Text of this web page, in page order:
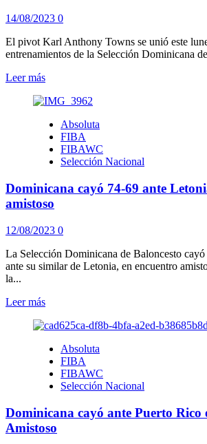
14/08/2023 0
El pivot Karl Anthony Towns se unió este
entrenamientos de la Selección Dominicana
Leer másLeer
sobre
se
integra
los
de
la
Selección
Nacional
Absoluta
FIBA
FIBAWC
Selección Nacional
Dominicana cayó 74-69 ante
amistoso
12/08/2023 0
La Selección Dominicana de Baloncesto cayó
ante su similar de Letonia, en encuentro
la...
Leer másLeer
sobre
cayó
74-
69
ante
en
encuentro
amistoso
Absoluta
FIBA
FIBAWC
Selección Nacional
Dominicana cayó ante Puerto Rico
Amistoso